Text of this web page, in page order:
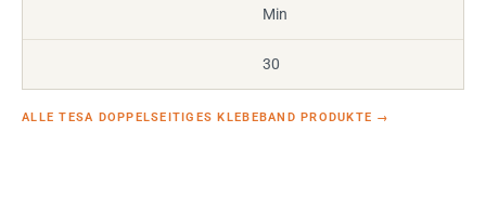
Min
30
ALLE TESA DOPPELSEITIGES KLEBEBAND PRODUKTE →